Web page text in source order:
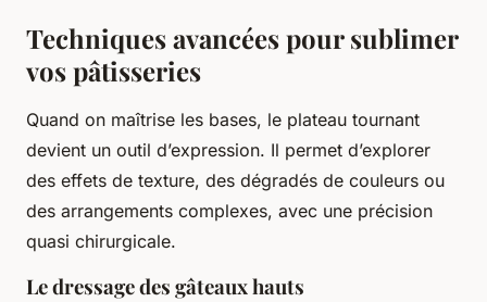
Techniques avancées pour sublimer
vos pâtisseries
Quand on maîtrise les bases, le plateau tournant
devient un outil d’expression. Il permet d’explorer
des effets de texture, des dégradés de couleurs ou
des arrangements complexes, avec une précision
quasi chirurgicale.
Le dressage des gâteaux hauts